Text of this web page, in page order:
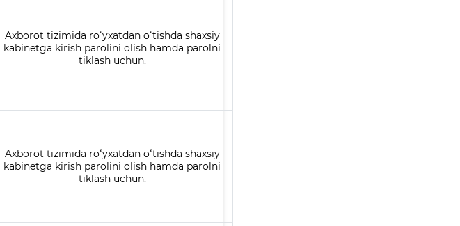
Axborot tizimida roʻyxatdan oʻtishda shaxsiy
kabinetga kirish parolini olish hamda parolni
tiklash uchun.
Axborot tizimida roʻyxatdan oʻtishda shaxsiy
kabinetga kirish parolini olish hamda parolni
tiklash uchun.